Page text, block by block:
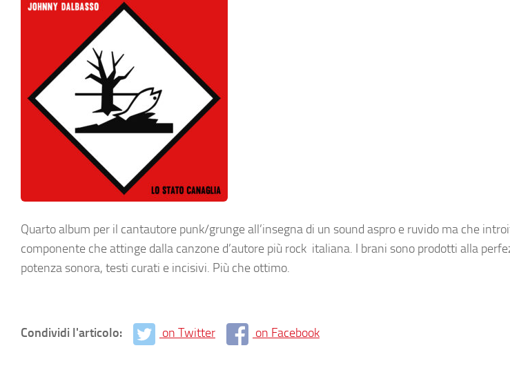
Quarto album per il cantautore punk/grunge all’insegna di un sound aspro e ruvido ma che
componente che attinge dalla canzone d’autore più rock italiana. I brani sono prodotti alla
potenza sonora, testi curati e incisivi. Più che ottimo.
Condividi l'articolo: on Twitter on Facebook